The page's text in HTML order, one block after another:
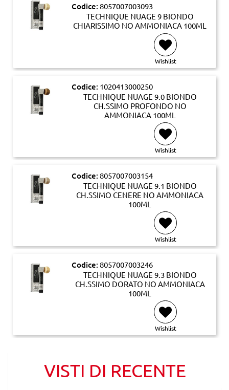
Codice: 8057007003093
TECHNIQUE NUAGE 9 BIONDO
CHIARISSIMO NO AMMONIACA 100ML
Wishlist
Codice: 1020413000250
TECHNIQUE NUAGE 9.0 BIONDO
CH.SSIMO PROFONDO NO
AMMONIACA 100ML
Wishlist
Codice: 8057007003154
TECHNIQUE NUAGE 9.1 BIONDO
CH.SSIMO CENERE NO AMMONIACA
100ML
Wishlist
Codice: 8057007003246
TECHNIQUE NUAGE 9.3 BIONDO
CH.SSIMO DORATO NO AMMONIACA
100ML
Wishlist
VISTI DI RECENTE